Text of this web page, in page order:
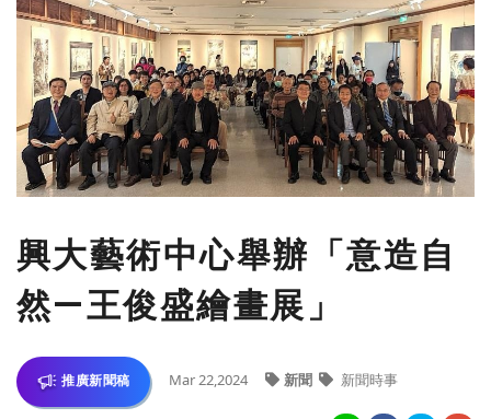
登入
刊登
興大藝術中心舉辦「意造自
然—王俊盛繪畫展」
推廣新聞稿 Mar 22,2024 新聞 新聞時事